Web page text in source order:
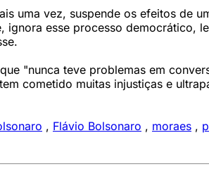
uma vez, suspende os efeitos de
ignora esse processo democrático,
"nunca teve problemas em
cometido muitas injustiças e
, Flávio Bolsonaro , moraes ,